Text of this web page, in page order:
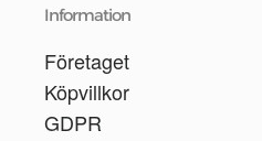
Information
Företaget
Köpvillkor
GDPR